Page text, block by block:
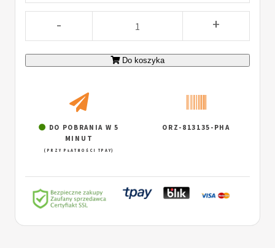
- +
Do koszyka
DO POBRANIA W 5
MINUT
(PRZY PŁATNOŚCI TPAY)
ORZ-813135-PHA